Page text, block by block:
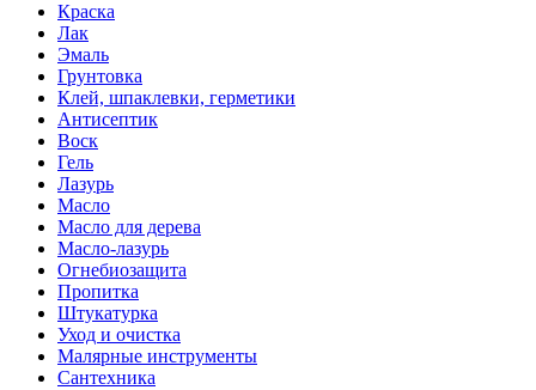
Краска
Лак
Эмаль
Грунтовка
Клей, шпаклевки, герметики
Антисептик
Воск
Гель
Лазурь
Масло
Масло для дерева
Масло-лазурь
Огнебиозащита
Пропитка
Штукатурка
Уход и очистка
Малярные инструменты
Сантехника